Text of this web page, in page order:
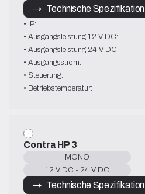
→   Technische Spezifikation
• IP:
• Ausgangsleistung 12 V DC:
• Ausgangsleistung 24 V DC
• Ausgangsstrom:
• Steuerung:
• Betriebstemperatur:
Contra HP 3
MONO
12 V DC - 24 V DC
→   Technische Spezifikation